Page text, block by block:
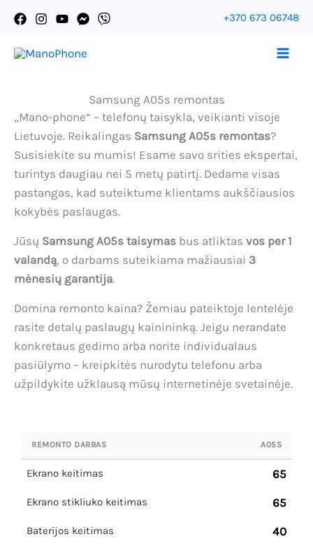
Pereiti
prie
turinio
+370 673 06748
Samsung A05s remontas
„Mano-phone“ – telefonų taisykla, veikianti visoje
Lietuvoje. Reikalingas Samsung A05s remontas?
Susisiekite su mumis! Esame savo srities ekspertai,
turintys daugiau nei 5 metų patirtį. Dedame visas
pastangas, kad suteiktume klientams aukščiausios
kokybės paslaugas.
Jūsų Samsung A05s taisymas bus atliktas vos per 1
valandą, o darbams suteikiama mažiausiai 3
mėnesių garantija.
Domina remonto kaina? Žemiau pateiktoje lentelėje
rasite detalų paslaugų kainininką. Jeigu nerandate
konkretaus gedimo arba norite individualaus
pasiūlymo – kreipkitės nurodytu telefonu arba
užpildykite užklausą mūsų internetinėje svetainėje.
REMONTO DARBAS A05S
Ekrano keitimas 65
Ekrano stikliuko keitimas 65
Baterijos keitimas 40